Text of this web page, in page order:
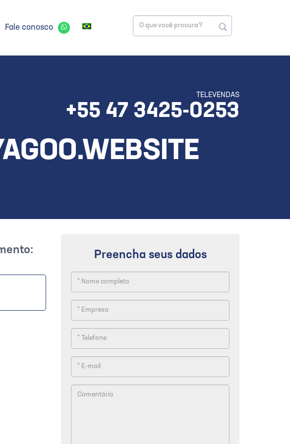
Fale conosco
TELEVENDAS
+55 47 3425-0253
Preencha seus dados